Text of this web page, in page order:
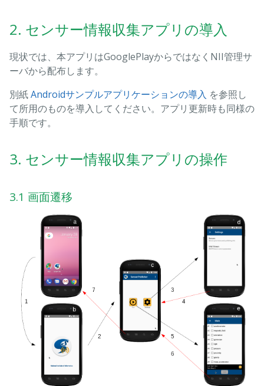
2. センサー情報収集アプリの導入
現状では、本アプリはGooglePlayからではなくNII管理サ
ーバから配布します。
別紙Androidサンプルアプリケーションの導入 を参照し
て所用のものを導入してください。アプリ更新時も同様の
手順です。
3. センサー情報収集アプリの操作
3.1 画面遷移